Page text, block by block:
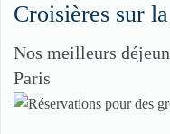
Croisières sur
Nos meilleurs
Paris